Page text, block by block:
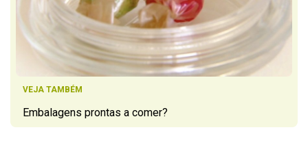
VEJA TAMBÉM
Embalagens prontas a comer?